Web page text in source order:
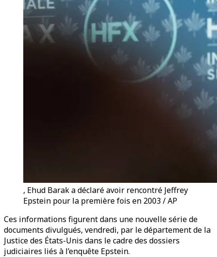
, Ehud Barak a déclaré avoir rencontré Jeffrey
Epstein pour la première fois en 2003 / AP
Ces informations figurent dans une nouvelle série de
documents divulgués, vendredi, par le département de la
Justice des États-Unis dans le cadre des dossiers
judiciaires liés à l’enquête Epstein.